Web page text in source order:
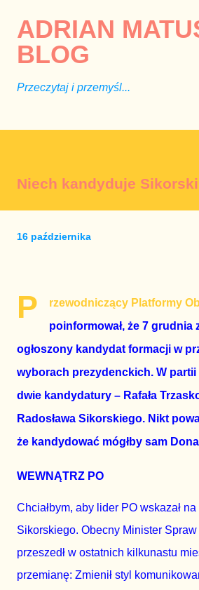
ADRIAN
BLOG
Przeczytaj i przemyśl...
Niech kandyduje Sikorski
16 października
P
rzewodniczący Platformy
poinformował, że 7 grudnia
ogłoszony kandydat formacji w
wyborach prezydenckich. W partii
dwie kandydatury – Rafała
Radosława Sikorskiego. Nikt
że kandydować mógłby sam
WEWNĄTRZ PO
Chciałbym, aby lider PO wskazał na
Sikorskiego. Obecny Minister
przeszedł w ostatnich kilkunastu
przemianę: Zmienił styl